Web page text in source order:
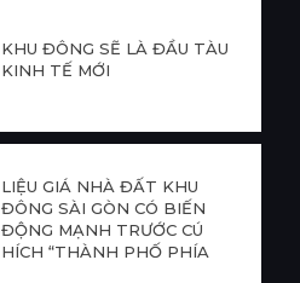
KHU ĐÔNG SẼ LÀ ĐẦU TÀU
KINH TẾ MỚI
LIỆU GIÁ NHÀ ĐẤT KHU
ĐÔNG SÀI GÒN CÓ BIẾN
ĐỘNG MẠNH TRƯỚC CÚ
HÍCH “THÀNH PHỐ PHÍA